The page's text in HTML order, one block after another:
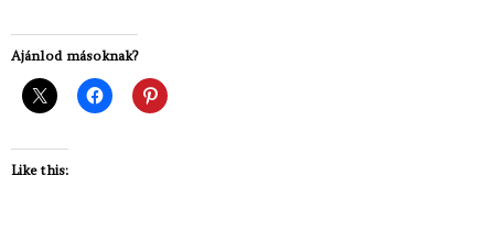
Ajánlod másoknak?
Like this: